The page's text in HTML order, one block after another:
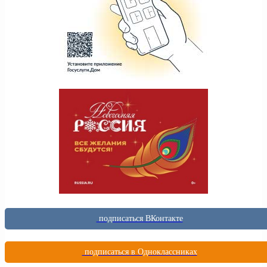
подписаться ВКонтакте
подписаться в Одноклассниках